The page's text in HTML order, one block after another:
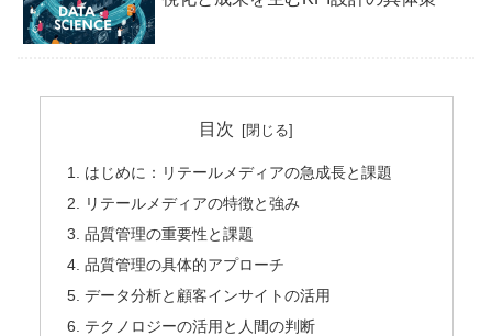
目次
はじめに：リテールメディアの急成長と課題
リテールメディアの特徴と強み
品質管理の重要性と課題
品質管理の具体的アプローチ
データ分析と顧客インサイトの活用
テクノロジーの活用と人間の判断